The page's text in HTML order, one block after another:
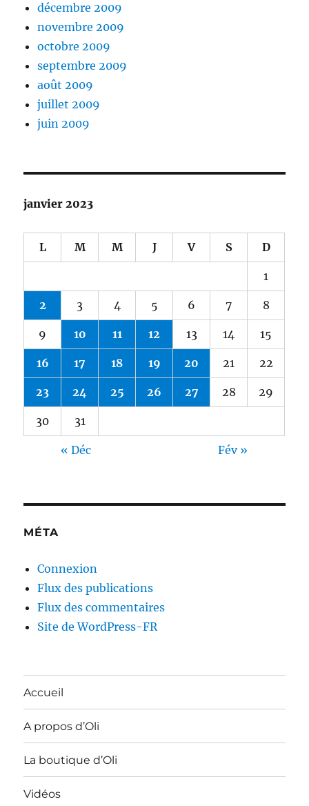
décembre 2009
novembre 2009
octobre 2009
septembre 2009
août 2009
juillet 2009
juin 2009
janvier 2023
L M M J V S D
1
2 3 4 5 6 7 8
9 10 11 12 13 14 15
16 17 18 19 20 21 22
23 24 25 26 27 28 29
30 31
« Déc Fév »
MÉTA
Connexion
Flux des publications
Flux des commentaires
Site de WordPress-FR
Accueil
A propos d’Oli
La boutique d’Oli
Vidéos